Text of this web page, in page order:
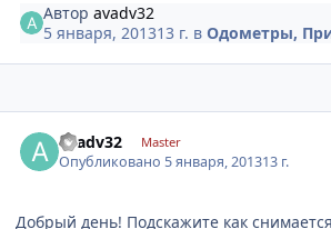
Авторavadv32
5 января, 201313 г. вОдометры,
avadv32 Master
Опубликовано 5 января, 201313 г.
Добрый день! Подскажите как